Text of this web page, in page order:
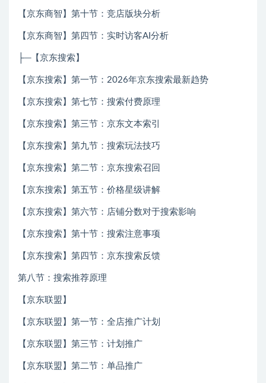
【京东商智】第十节：竞店版块分析
【京东商智】第四节：实时访客AI分析
├─【京东搜索】
【京东搜索】第一节：2026年京东搜索最新趋势
【京东搜索】第七节：搜索付费原理
【京东搜索】第三节：京东文本索引
【京东搜索】第九节：搜索玩法技巧
【京东搜索】第二节：京东搜索召回
【京东搜索】第五节：价格星级讲解
【京东搜索】第六节：店铺分数对于搜索影响
【京东搜索】第十节：搜索注意事项
【京东搜索】第四节：京东搜索反馈
第八节：搜索推荐原理
【京东联盟】
【京东联盟】第一节：全店推广计划
【京东联盟】第三节：计划推广
【京东联盟】第二节：单品推广